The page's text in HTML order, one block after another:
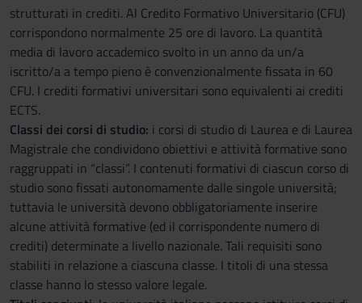
strutturati in crediti. Al Credito Formativo Universitario (CFU)
corrispondono normalmente 25 ore di lavoro. La quantità
media di lavoro accademico svolto in un anno da un/a
iscritto/a a tempo pieno è convenzionalmente fissata in 60
CFU. I crediti formativi universitari sono equivalenti ai crediti
ECTS.
Classi dei corsi di studio: i corsi di studio di Laurea e di Laurea
Magistrale che condividono obiettivi e attività formative sono
raggruppati in “classi”. I contenuti formativi di ciascun corso di
studio sono fissati autonomamente dalle singole università;
tuttavia le università devono obbligatoriamente inserire
alcune attività formative (ed il corrispondente numero di
crediti) determinate a livello nazionale. Tali requisiti sono
stabiliti in relazione a ciascuna classe. I titoli di una stessa
classe hanno lo stesso valore legale.